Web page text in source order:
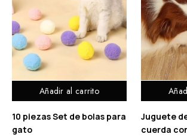
Añadir al carrito
10 piezas Set de bolas para
gato
Juguete
cuerda